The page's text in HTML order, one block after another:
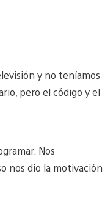
y no teníamos
pero el código y el
Nos
nos dio la motivación